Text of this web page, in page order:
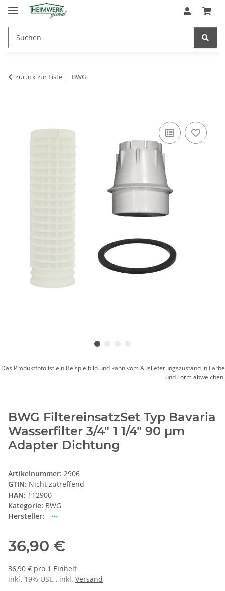
Zurück zur Liste BWG
Das Produktfoto ist ein Beispielbild und kann vom Auslieferungszustand in Farbe
und Form abweichen.
BWG FiltereinsatzSet Typ Bavaria
Wasserfilter 3/4" 1 1/4" 90 µm
Adapter Dichtung
Artikelnummer: 2906
GTIN: Nicht zutreffend
HAN: 112900
Kategorie: BWG
Hersteller:
36,90 €
36,90 € pro 1 Einheit
inkl. 19% USt. , inkl. Versand